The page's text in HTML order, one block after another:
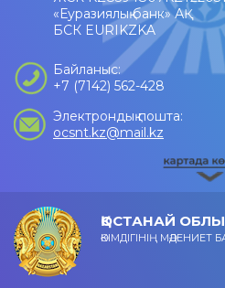
«Еуразиялық банк» АҚ
БСК EURIKZKA
Байланыс:
+7 (7142) 562-428
Электрондық пошта:
ocsnt.kz@mail.kz
ҚОСТАНАЙ
ӘКІМДІГІНІҢ